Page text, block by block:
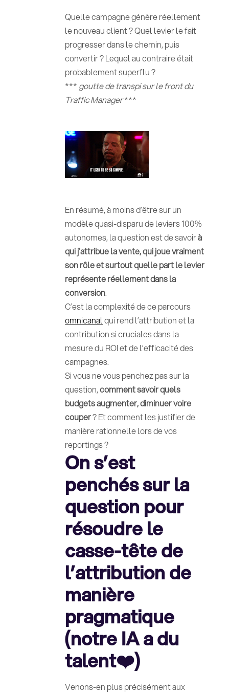
Quelle campagne génère réellement
le nouveau client ? Quel levier le fait
progresser dans le chemin, puis
convertir ? Lequel au contraire était
probablement superflu ?
*** goutte de transpi sur le front du
Traffic Manager***
En résumé, à moins d’être sur un
modèle quasi-disparu de leviers 100%
autonomes, la question est de savoirà
qui j'attribue la vente, qui joue vraiment
son rôle et surtout quelle part le levier
représente réellement dans la
conversion.
C’est la complexité de ce parcours
omnicanalqui rend l’attribution et la
contribution si cruciales dans la
mesure du ROI et de l’efficacité des
campagnes.
Si vous ne vous penchez pas sur la
question,comment savoir quels
budgets augmenter, diminuer voire
couper? Et comment les justifier de
manière rationnelle lors de vos
reportings ?
On s’est
penchés sur la
question pour
résoudre le
casse-tête de
l’attribution de
manière
pragmatique
(notre IA a du
talent❤️)
Venons-en plus précisément aux